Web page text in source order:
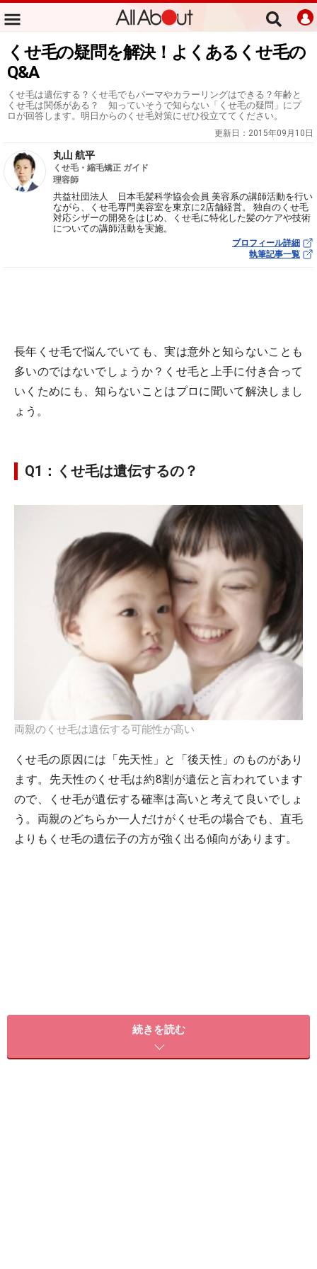
くせ毛の疑問を解決！よくあるくせ毛の
Q&A
くせ毛は遺伝する？くせ毛でもパーマやカラーリングはできる？年齢と
くせ毛は関係がある？ 知っていそうで知らない「くせ毛の疑問」にプ
ロが回答します。明日からのくせ毛対策にぜひ役立ててください。
更新日： 2015年09月10日
丸山 航平
くせ毛・縮毛矯正 ガイド
理容師
共益社団法人 日本毛髪科学協会会員 美容系の講師活動を行い
ながら、くせ毛専門美容室を東京に2店舗経営。 独自のくせ毛
対応シザーの開発をはじめ、くせ毛に特化した髪のケアや技術
についての講師活動を実施。
プロフィール詳細
執筆記事一覧
長年くせ毛で悩んでいても、実は意外と知らないことも
多いのではないでしょうか？くせ毛と上手に付き合って
いくためにも、知らないことはプロに聞いて解決しまし
ょう。
Q1：くせ毛は遺伝するの？
両親のくせ毛は遺伝する可能性が高い
くせ毛の原因には「先天性」と「後天性」のものがあり
ます。先天性のくせ毛は約8割が遺伝と言われています
ので、くせ毛が遺伝する確率は高いと考えて良いでしょ
う。両親のどちらか一人だけがくせ毛の場合でも、直毛
よりもくせ毛の遺伝子の方が強く出る傾向があります。
続きを読む